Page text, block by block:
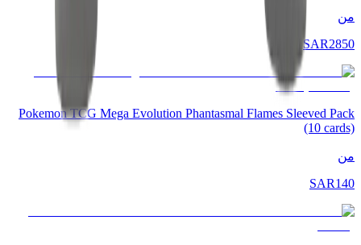
من
SAR2850
Pokemon TCG Mega Evolution Phantasmal Flames Sleeved Pack
(10 cards)
من
SAR140